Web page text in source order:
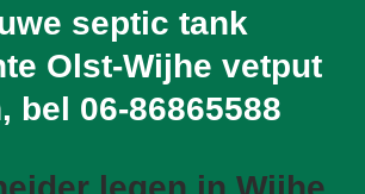
septic tank
Olst-Wijhe vetput
bel 06-86865588